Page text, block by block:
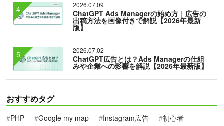
2026.07.09
ChatGPT Ads Managerの始め方｜広告の
出稿方法を画像付きで解説【2026年最新
版】
2026.07.02
ChatGPT広告とは？Ads Managerの仕組
みや企業への影響を解説【2026年最新版】
おすすめタグ
PHP Google my map Instagram広告
初心者